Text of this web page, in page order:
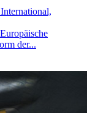
der...